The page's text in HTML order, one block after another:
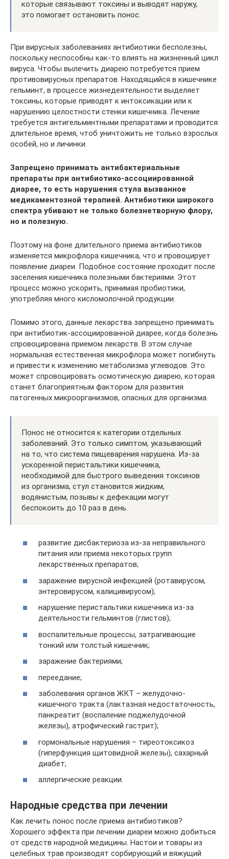
которые связывают токсины и выводят наружу,
это помогает остановить понос.
При вирусных заболеваниях антибиотики бесполезны,
поскольку неспособны как-то влиять на жизненный цикл
вируса. Чтобы вылечить диарею потребуется прием
противовирусных препаратов. Находящийся в кишечнике
гельминт, в процессе жизнедеятельности выделяет
токсины, которые приводят к интоксикации или к
нарушению целостности стенки кишечника. Лечение
требуется антигельминтными препаратами и проводится
длительное время, чтоб уничтожить не только взрослых
особей, но и личинки.
Запрещено принимать антибактериальные
препараты при антибиотико-ассоциированной
диарее, то есть нарушения стула вызванное
медикаментозной терапией. Антибиотики широкого
спектра убивают не только болезнетворную флору,
но и полезную.
Поэтому на фоне длительного приема антибиотиков
изменяется микрофлора кишечника, что и провоцирует
появление диареи. Подобное состояние проходит после
заселения кишечника полезными бактериями. Этот
процесс можно ускорить, принимая пробиотики,
употребляя много кисломолочной продукции.
Помимо этого, данные лекарства запрещено принимать
при антибиотик-ассоциированной диарее, когда болезнь
спровоцирована приемом лекарств. В этом случае
нормальная естественная микрофлора может погибнуть
и привести к изменению метаболизма углеводов. Это
может спровоцировать осмотическую диарею, которая
станет благоприятным фактором для развития
патогенных микроорганизмов, опасных для организма.
Понос не относится к категории отдельных
заболеваний. Это только симптом, указывающий
на то, что система пищеварения нарушена. Из-за
ускоренной перистальтики кишечника,
необходимой для быстрого выведения токсинов
из организма, стул становится жидким,
водянистым, позывы к дефекации могут
беспокоить до 10 раз в день.
развитие дисбактериоза из-за неправильного
питания или приема некоторых групп
лекарственных препаратов;
заражение вирусной инфекцией (ротавирусом,
энтеровирусом, калицивирусом);
нарушение перистальтики кишечника из-за
деятельности гельминтов (глистов);
воспалительные процессы, затрагивающие
тонкий или толстый кишечник;
заражение бактериями;
переедание;
заболевания органов ЖКТ – желудочно-
кишечного тракта (лактазная недостаточность,
панкреатит (воспаление поджелудочной
железы), атрофический гастрит);
гормональные нарушения – тиреотоксикоз
(гиперфункция щитовидной железы), сахарный
диабет;
аллергические реакции.
Народные средства при лечении
Как лечить понос после приема антибиотиков?
Хорошего эффекта при лечении диареи можно добиться
от средств народной медицины. Настои и товары из
целебных трав производят сорбирующий и вяжущий